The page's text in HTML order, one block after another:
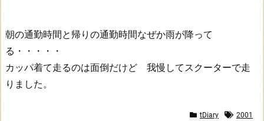
朝の通勤時間と帰りの通勤時間なぜか雨が降って
る・・・・・
カッパ着て走るのは面倒だけど 我慢してスクーターで走
りました。
tDiary 2001